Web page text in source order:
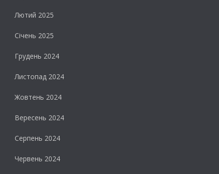
Лютий 2025
Січень 2025
Грудень 2024
Листопад 2024
Жовтень 2024
Вересень 2024
Серпень 2024
Червень 2024